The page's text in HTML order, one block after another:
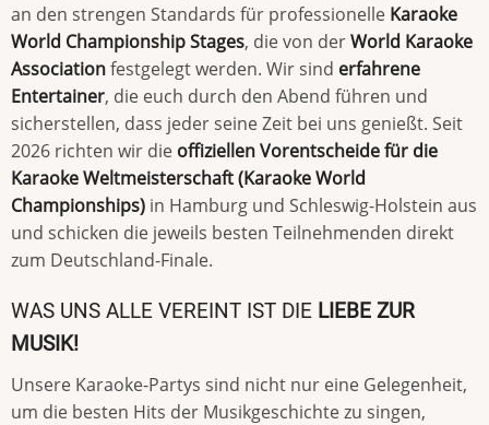
an den strengen Standards für professionelle Karaoke
World Championship Stages, die von derWorld Karaoke
Associationfestgelegt werden. Wir sind erfahrene
Entertainer, die euch durch den Abend führen und
sicherstellen, dass jeder seine Zeit bei uns genießt. Seit
2026 richten wir die offiziellen Vorentscheide für die
Karaoke Weltmeisterschaft (Karaoke World
Championships) in Hamburg und Schleswig-Holstein aus
und schicken die jeweils besten Teilnehmenden direkt
zum Deutschland-Finale.
WAS UNS ALLE VEREINT IST DIE LIEBE ZUR
MUSIK!
Unsere Karaoke-Partys sind nicht nur eine Gelegenheit,
um die besten Hits der Musikgeschichte zu singen,